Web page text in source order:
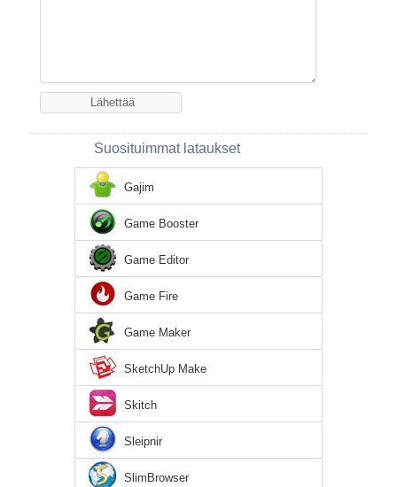
Suosituimmat lataukset
Gajim
Game Booster
Game Editor
Game Fire
Game Maker
SketchUp Make
Skitch
Sleipnir
SlimBrowser